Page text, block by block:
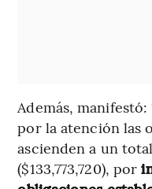
Además,
por la atención las
ascienden a un
($133,773,720), por